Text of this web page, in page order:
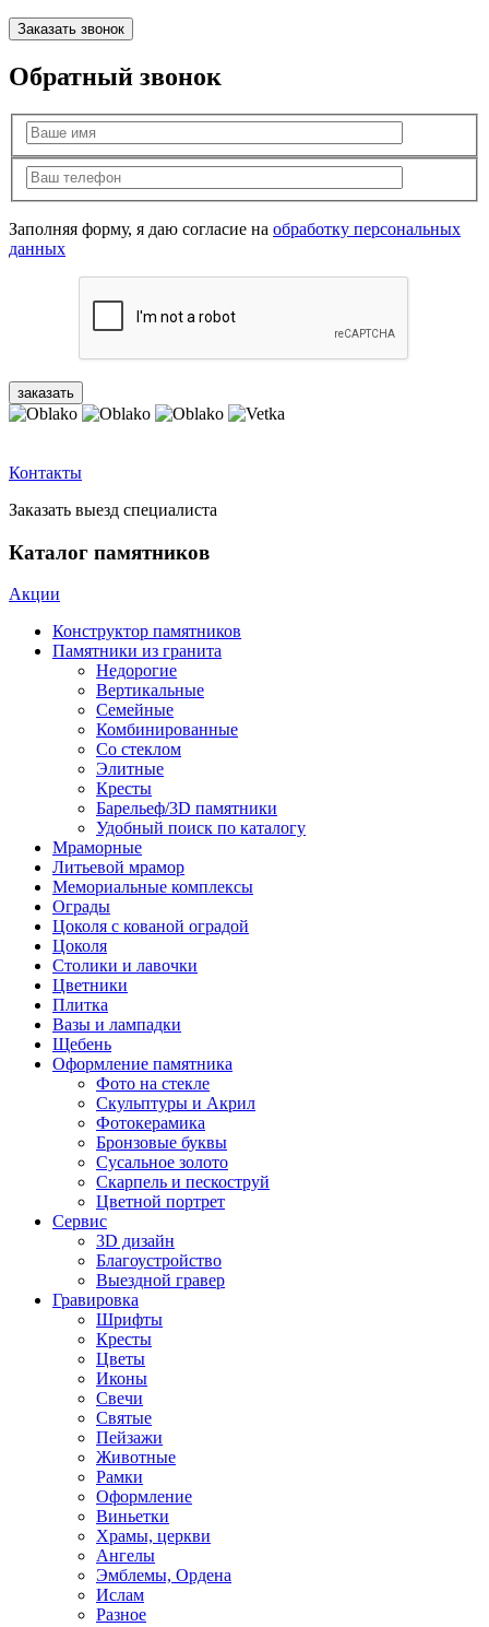
Заказать звонок
Обратный звонок
Заполняя форму, я даю согласие на обработку персональных
данных
Контакты
Заказать выезд специалиста
Каталог памятников
Акции
Конструктор памятников
Памятники из гранита
Недорогие
Вертикальные
Семейные
Комбинированные
Со стеклом
Элитные
Кресты
Барельеф/3D памятники
Удобный поиск по каталогу
Мраморные
Литьевой мрамор
Мемориальные комплексы
Ограды
Цоколя с кованой оградой
Цоколя
Столики и лавочки
Цветники
Плитка
Вазы и лампадки
Щебень
Оформление памятника
Фото на стекле
Скульптуры и Акрил
Фотокерамика
Бронзовые буквы
Сусальное золото
Скарпель и пескоструй
Цветной портрет
Сервис
3D дизайн
Благоустройство
Выездной гравер
Гравировка
Шрифты
Кресты
Цветы
Иконы
Свечи
Святые
Пейзажи
Животные
Рамки
Оформление
Виньетки
Храмы, церкви
Ангелы
Эмблемы, Ордена
Ислам
Разное